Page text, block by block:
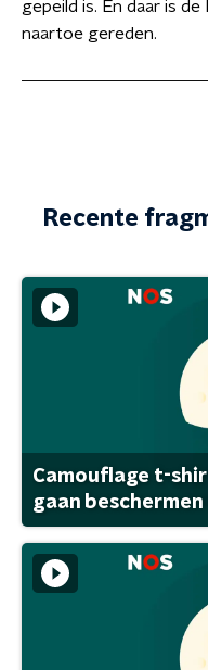
gepeild is. En daar is
naartoe gereden.
Recente
Camouflage t-
gaan